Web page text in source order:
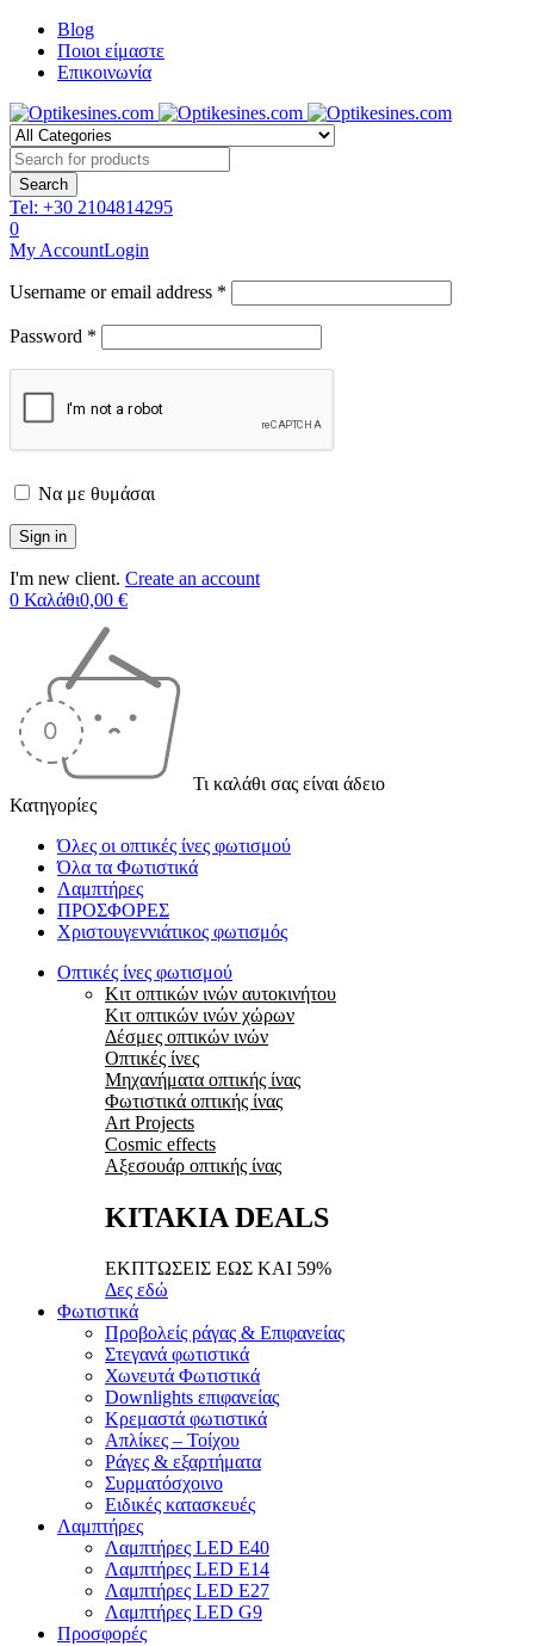
Blog
Ποιοι είμαστε
Επικοινωνία
Tel: +30 2104814295
0
My AccountLogin
Username or email address *
Password *
Να με θυμάσαι
I'm new client. Create an account
0 Καλάθι0,00 €
Τι καλάθι σας είναι άδειο
Κατηγορίες
Όλες οι οπτικές ίνες φωτισμού
Όλα τα Φωτιστικά
Λαμπτήρες
ΠΡΟΣΦΟΡΕΣ
Χριστουγεννιάτικος φωτισμός
Οπτικές ίνες φωτισμού
Κιτ οπτικών ινών αυτοκινήτου
Κιτ οπτικών ινών χώρων
Δέσμες οπτικών ινών
Οπτικές ίνες
Μηχανήματα οπτικής ίνας
Φωτιστικά οπτικής ίνας
Art Projects
Cosmic effects
Αξεσουάρ οπτικής ίνας
ΚΙΤΑΚΙΑ DEALS
ΕΚΠΤΩΣΕΙΣ ΕΩΣ ΚΑΙ 59%
Δες εδώ
Φωτιστικά
Προβολείς ράγας & Επιφανείας
Στεγανά φωτιστικά
Χωνευτά Φωτιστικά
Downlights επιφανείας
Κρεμαστά φωτιστικά
Απλίκες – Τοίχου
Ράγες & εξαρτήματα
Συρματόσχοινο
Ειδικές κατασκευές
Λαμπτήρες
Λαμπτήρες LED E40
Λαμπτήρες LED E14
Λαμπτήρες LED E27
Λαμπτήρες LED G9
Προσφορές